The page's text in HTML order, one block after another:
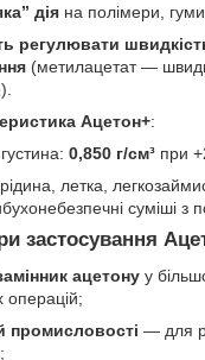
дія на полімери,
регулювати
(метилацетат —
Ацетон+:
0,850 г/см³ при
летка,
суміші з
застосування
ацетону у
операцій;
промисловості — для